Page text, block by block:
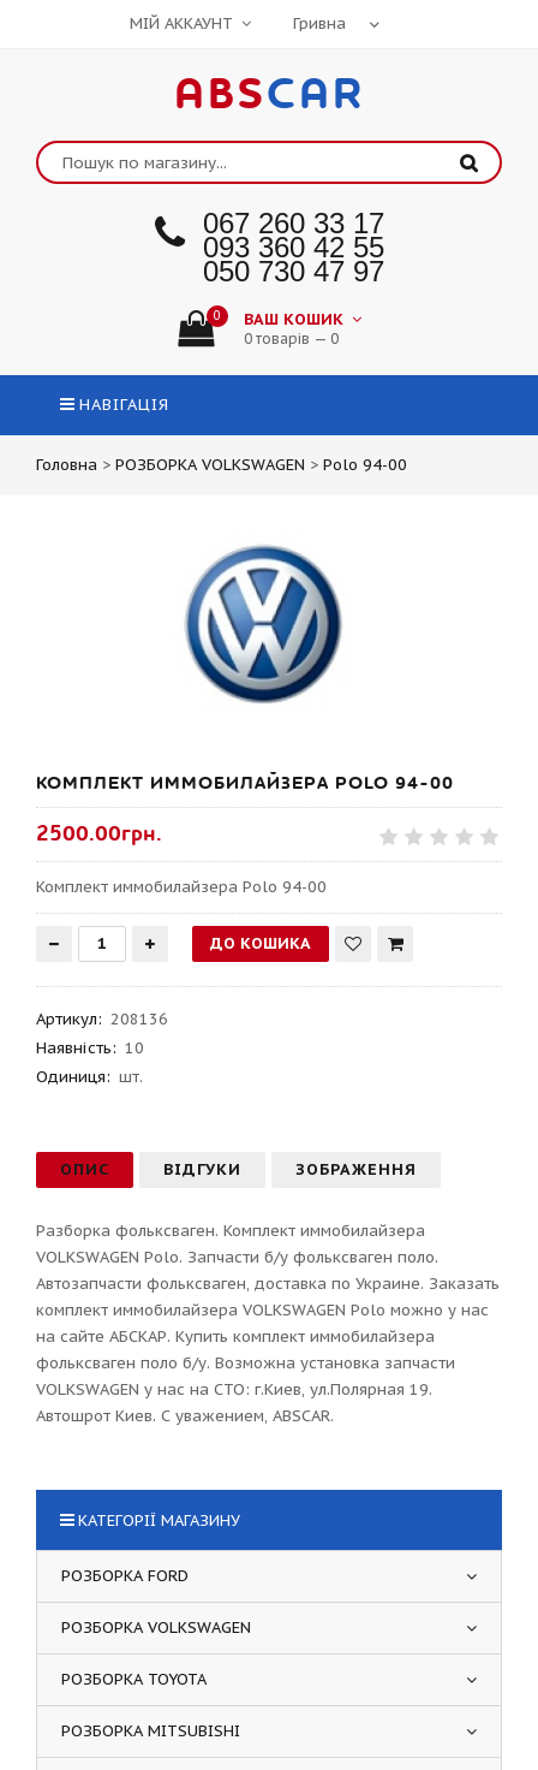
МІЙ АККАУНТ
ABSCAR
067 260 33 17
093 360 42 55
050 730 47 97
0 ВАШ КОШИК
0 товарів — 0
НАВІГАЦІЯ
Головна > РОЗБОРКА VOLKSWAGEN > Polo 94-00
КОМПЛЕКТ ИММОБИЛАЙЗЕРА POLO 94-00
2500.00грн.
Комплект иммобилайзера Polo 94-00
Артикул: 208136
Наявність: 10
Одиниця: шт.
ОПИС ВІДГУКИ ЗОБРАЖЕННЯ
Разборка фольксваген. Комплект иммобилайзера
VOLKSWAGEN Polo. Запчасти б/у фольксваген поло.
Автозапчасти фольксваген, доставка по Украине. Заказать
комплект иммобилайзера VOLKSWAGEN Polo можно у нас
на сайте АБСКАР. Купить комплект иммобилайзера
фольксваген поло б/у. Возможна установка запчасти
VOLKSWAGEN у нас на СТО: г.Киев, ул.Полярная 19.
Автошрот Киев. С уважением, ABSCAR.
КАТЕГОРІЇ МАГАЗИНУ
РОЗБОРКА FORD
РОЗБОРКА VOLKSWAGEN
РОЗБОРКА TOYOTA
РОЗБОРКА MITSUBISHI